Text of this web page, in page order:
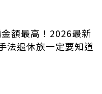
額最高！2026最新
法退休族一定要知道